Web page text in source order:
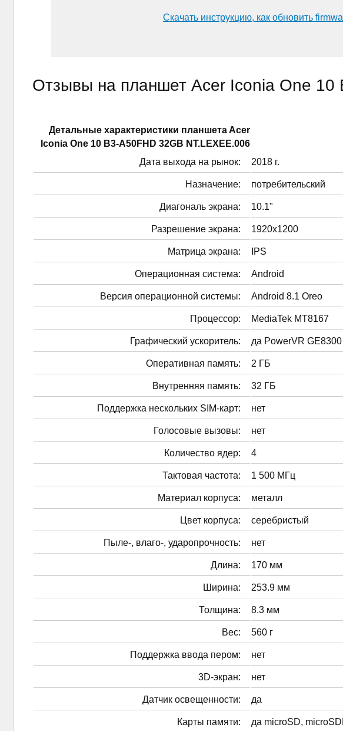
Скачать инструкцию, как обновить
Отзывы на планшет Acer Iconia One 10
Детальные характеристики планшетa Acer
Iconia One 10 B3-A50FHD 32GB NT.LEXEE.006
Дата выхода на рынок:
2018 г.
Назначение: потребительский
Диагональ экрана: 10.1"
Разрешение экрана: 1920x1200
Матрица экрана: IPS
Операционная система: Android
Версия операционной системы: Android 8.1 Oreo
Процессор: MediaTek MT8167
Графический ускоритель: да PowerVR GE8300
Оперативная память: 2 ГБ
Внутренняя память: 32 ГБ
Поддержка нескольких SIM-карт: нет
Голосовые вызовы: нет
Количество ядер: 4
Тактовая частота: 1 500 МГц
Материал корпуса: металл
Цвет корпуса: серебристый
Пыле-, влаго-, ударопрочность: нет
Длина: 170 мм
Ширина: 253.9 мм
Толщина: 8.3 мм
Вес: 560 г
Поддержка ввода пером: нет
3D-экран: нет
Датчик освещенности: да
Карты памяти: да microSD,